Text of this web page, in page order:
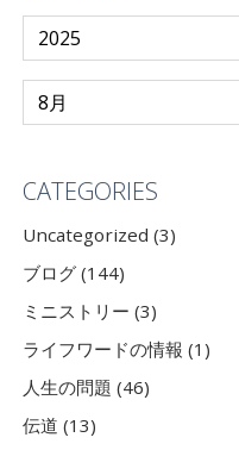
CATEGORIES
Uncategorized (3)
ブログ (144)
ミニストリー (3)
ライフワードの情報 (1)
人生の問題 (46)
伝道 (13)